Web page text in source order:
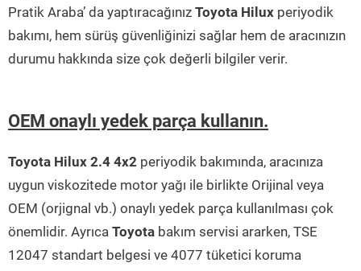
Pratik Araba’ da yaptıracağınız Toyota Hilux periyodik
bakımı, hem sürüş güvenliğinizi sağlar hem de aracınızın
durumu hakkında size çok değerli bilgiler verir.
OEM onaylı yedek parça kullanın.
Toyota Hilux 2.4 4x2 periyodik bakımında, aracınıza
uygun viskozitede motor yağı ile birlikte Orijinal veya
OEM (orjignal vb.) onaylı yedek parça kullanılması çok
önemlidir. Ayrıca Toyota bakım servisi ararken, TSE
12047 standart belgesi ve 4077 tüketici koruma